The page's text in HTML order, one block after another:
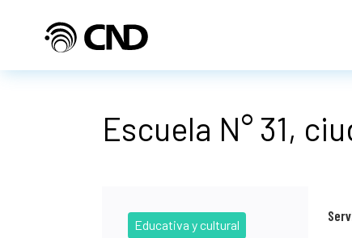
Escuela N° 31,
Educativa y cultural